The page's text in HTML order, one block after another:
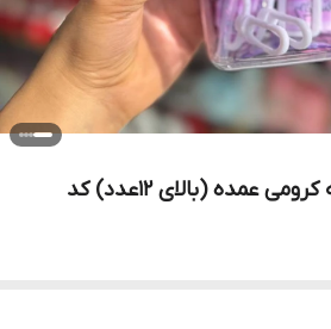
قمقمه کودک دو حالته کرومی عمده (بالای ۱۲عدد) کد